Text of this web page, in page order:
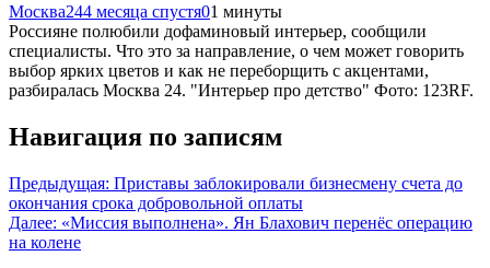
Москва244 месяца спустя01 минуты
Россияне полюбили дофаминовый интерьер, сообщили
специалисты. Что это за направление, о чем может говорить
выбор ярких цветов и как не переборщить с акцентами,
разбиралась Москва 24. "Интерьер про детство" Фото: 123RF.
Навигация по записям
Предыдущая: Приставы заблокировали бизнесмену счета до
окончания срока добровольной оплаты
Далее: «Миссия выполнена». Ян Блахович перенёс операцию
на колене